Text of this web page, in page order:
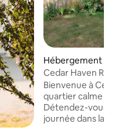
Hébergement ⋅
Cedar Haven Rolla
Bienvenue à Cedar
quartier calme
Détendez-vous
journée dans la